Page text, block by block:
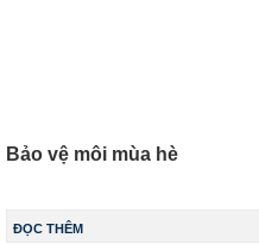
Bảo vệ môi mùa hè
ĐỌC THÊM